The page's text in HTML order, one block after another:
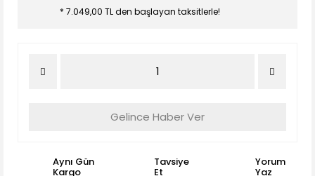
* 7.049,00 TL den başlayan taksitlerle!
Gelince Haber Ver
Aynı Gün
Kargo
Tavsiye
Et
Yorum
Yaz